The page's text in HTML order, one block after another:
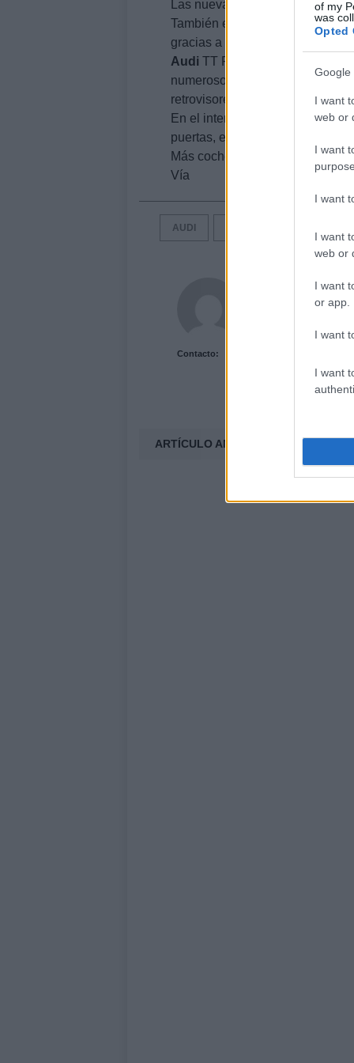
of my
was
Opted
Google
I want
web or
I want
I want
I want
web or
I want
or app.
I want
I want
Las nuevas gomas miden 255
También es notable la
gracias a los nuevos muelles.
Audi TT RS
numerosos elementos más
retrovisores y el nuevo alerón
En el interior los detalles de
puertas, el nuevo volante y la
Más coches
entrando
Vía
AUDI
Contacto:
Acutalidad.es
ARTÍCULO ANTERIOR